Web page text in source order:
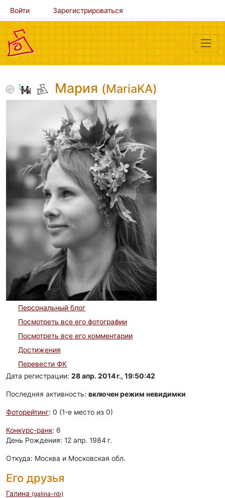
Войти Зарегистрироваться
Мария (MariaKA)
Персональный блог
Посмотреть все его фотографии
Посмотреть все его комментарии
Достижения
Перевести ФК
Дата регистрации: 28 апр. 2014 г., 19:50:42
Последняя активность: включен режим невидимки
Фоторейтинг: 0 (1-e место из 0)
Конкурс-ранк: 6
День Рождения: 12 апр. 1984 г.
Откуда: Москва и Московская обл.
Его друзья
Галина (galina-nb)